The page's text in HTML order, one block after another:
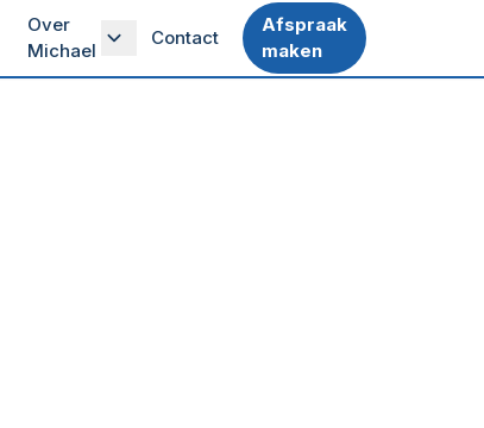
Over
Michael
Contact
Afspraak
maken